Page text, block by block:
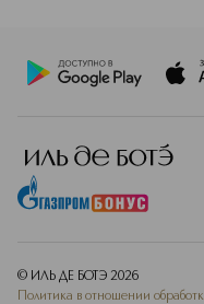
© ИЛЬ ДЕ БОТЭ 2026
Политика в отношении